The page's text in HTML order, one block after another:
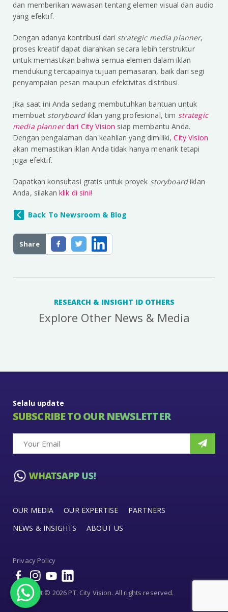
Share
dan memberikan wawasan tentang elemen visual dan audio
yang efektif.
Dengan adanya kontribusi dari strategic media planner,
proses kreatif dapat diarahkan secara lebih terstruktur
untuk memastikan bahwa semua elemen dalam iklan
mendukung tercapainya tujuan pemasaran, baik dari segi
penyampaian pesan maupun efektivitas distribusi.
Jika saat ini Anda sedang membutuhkan bantuan untuk
membuat storyboard iklan yang profesional, tim strategic
media plannerdari City Vision siap membantu Anda.
Dengan pengalaman dan keahlian yang dimiliki,City Vision
akan memastikan iklan Anda tidak hanya menarik tetapi
juga efektif.
Dapatkan konsultasi gratis untuk proyek storyboardiklan
Anda, silakan klik di sini!
Back To Newsroom & Blog
RESEARCH & INSIGHT ID OTHERS
Explore Other News & Media
Selalu update
SUBSCRIBE TO OUR NEWSLETTER
OUR MEDIA OUR EXPERTISE
PARTNERS
NEWS & INSIGHTS
ABOUT US
Privacy Policy
Copyright © 2026 PT. City Vision. All rights reserved.